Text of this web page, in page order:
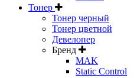
Тонер
Тонер черный
Тонер цветной
Девелопер
Бренд
MAK
Static Control